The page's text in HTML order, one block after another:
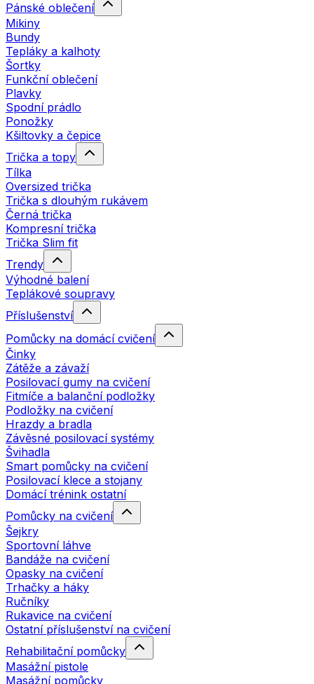
Pánské oblečení
Mikiny
Bundy
Tepláky a kalhoty
Šortky
Funkční oblečení
Plavky
Spodní prádlo
Ponožky
Kšiltovky a čepice
Trička a topy
Tílka
Oversized trička
Trička s dlouhým rukávem
Černá trička
Kompresní trička
Trička Slim fit
Trendy
Výhodné balení
Teplákové soupravy
Příslušenství
Pomůcky na domácí cvičení
Činky
Zátěže a závaží
Posilovací gumy na cvičení
Fitmíče a balanční podložky
Podložky na cvičení
Hrazdy a bradla
Závěsné posilovací systémy
Švihadla
Smart pomůcky na cvičení
Posilovací klece a stojany
Domácí trénink ostatní
Pomůcky na cvičení
Šejkry
Sportovní láhve
Bandáže na cvičení
Opasky na cvičení
Trhačky a háky
Ručníky
Rukavice na cvičení
Ostatní příslušenství na cvičení
Rehabilitační pomůcky
Masážní pistole
Masážní pomůcky